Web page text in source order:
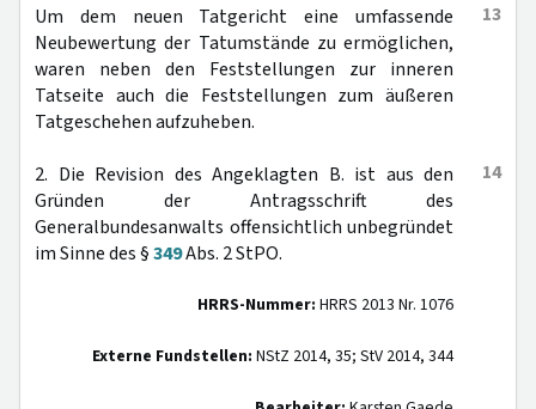
13
Um dem neuen Tatgericht eine umfassende
Neubewertung der Tatumstände zu ermöglichen,
waren neben den Feststellungen zur inneren
Tatseite auch die Feststellungen zum äußeren
Tatgeschehen aufzuheben.
14
2. Die Revision des Angeklagten B. ist aus den
Gründen der Antragsschrift des
Generalbundesanwalts offensichtlich unbegründet
im Sinne des §349Abs. 2 StPO.
HRRS-Nummer: HRRS 2013 Nr. 1076
Externe Fundstellen: NStZ 2014, 35; StV 2014, 344